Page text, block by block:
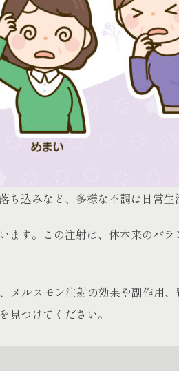
込みなど、多様な不調は日常生
す。この注射は、体本来のバ
ルスモン注射の効果や副作用
つけてください。